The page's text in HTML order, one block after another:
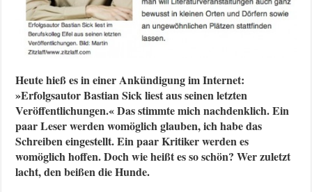
Heute hieß es in einer Ankündigung im Internet:
»Erfolgsautor Bastian Sick liest aus seinen letzten
Veröffentlichungen.« Das stimmte mich nachdenklich. Ein
paar Leser werden womöglich glauben, ich habe das
Schreiben eingestellt. Ein paar Kritiker werden es
womöglich hoffen. Doch wie heißt es so schön? Wer zuletzt
lacht, den beißen die Hunde.